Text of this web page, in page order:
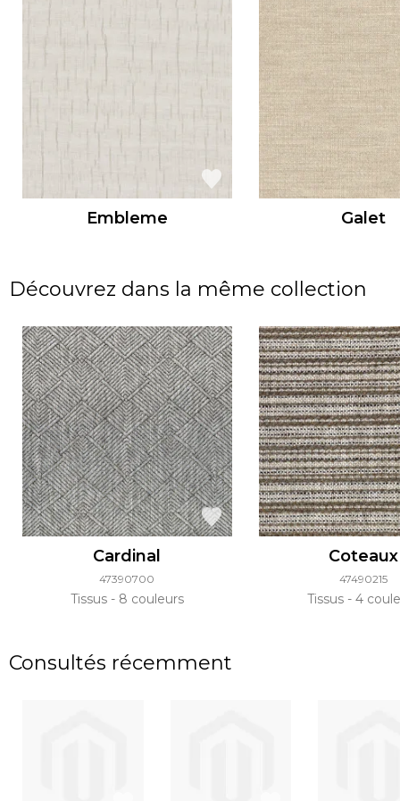
Embleme Galet
Découvrez dans la même collection
Cardinal
47390700
Tissus 8 couleurs
Coteaux
47490215
Tissus 4
Consultés récemment